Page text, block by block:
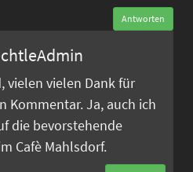
Antworten
vielen vielen Dank für
Kommentar. Ja, auch ich
die bevorstehende
Cafè Mahlsdorf.